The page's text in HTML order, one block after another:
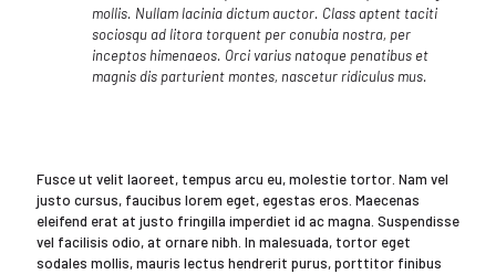
mollis. Nullam lacinia dictum auctor. Class aptent taciti
sociosqu ad litora torquent per conubia nostra, per
inceptos himenaeos. Orci varius natoque penatibus et
magnis dis parturient montes, nascetur ridiculus mus.
Fusce ut velit laoreet, tempus arcu eu, molestie tortor. Nam vel
justo cursus, faucibus lorem eget, egestas eros. Maecenas
eleifend erat at justo fringilla imperdiet id ac magna. Suspendisse
vel facilisis odio, at ornare nibh. In malesuada, tortor eget
sodales mollis, mauris lectus hendrerit purus, porttitor finibus